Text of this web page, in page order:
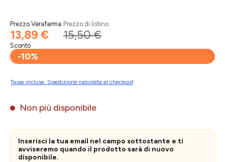
Prezzo Verafarma
13,89 €
Prezzo di listino
15,50 €
Sconto
-10%
Tasse incluse. Spedizione calcolata al checkout
Non più disponibile
Inserisci la tua email nel campo sottostante e ti
avviseremo quando il prodotto sarà di nuovo
disponibile.